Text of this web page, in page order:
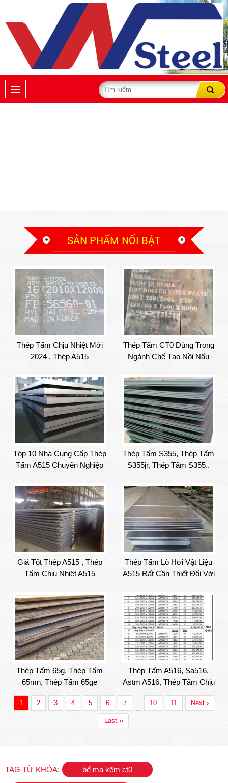
SẢN PHẨM NỔI BẬT
Thép Tấm Chịu Nhiệt Mới
2024 , Thép A515
Thép Tấm CT0 Dùng Trong
Ngành Chế Tạo Nồi Nấu
Tóp 10 Nhà Cung Cấp Thép
Tấm A515 Chuyên Nghiệp
Thép Tấm S355, Thép Tấm
S355jr, Thép Tấm S355..
Giá Tốt Thép A515 , Thép
Tấm Chịu Nhiệt A515
Thép Tấm Lò Hơi Vật Liệu
A515 Rất Cần Thiết Đối Với
Thép Tấm 65g, Thép Tấm
65mn, Thép Tấm 65ge
Thép Tấm A516, Sa516,
Astm A516, Thép Tấm Chịu
1 2 3 4 5 6 7 10 11 Next ›
Last ››
TAG TỪ KHÓA: bể mạ kẽm ct0